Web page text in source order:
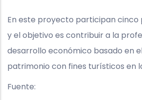
En este proyecto participan cinco
y el objetivo es contribuir a la
desarrollo económico basado en
patrimonio con fines turísticos en
Fuente: